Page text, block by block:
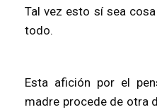
Tal vez esto sí sea
todo.
Esta afición por el
madre procede de otra